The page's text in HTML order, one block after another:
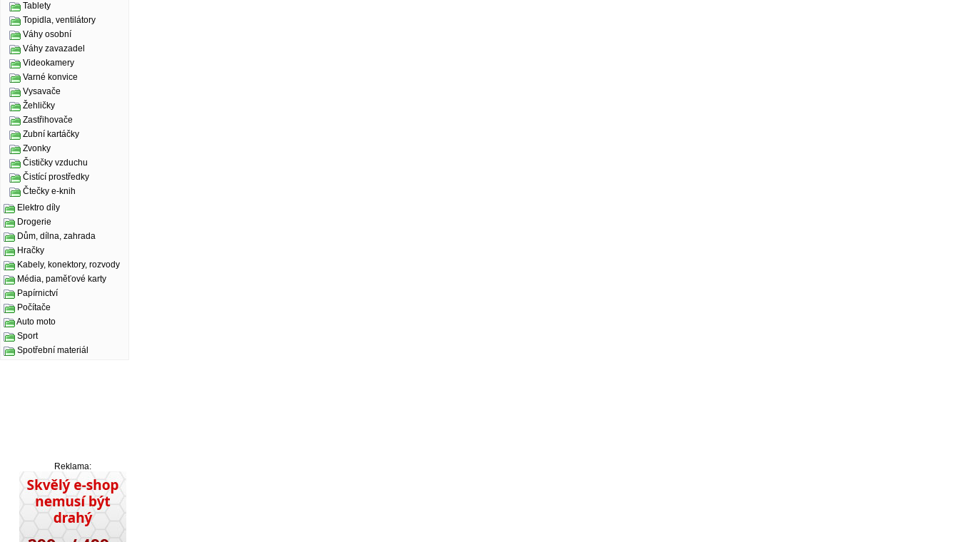
Tablety
Topidla, ventilátory
Váhy osobní
Váhy zavazadel
Videokamery
Varné konvice
Vysavače
Žehličky
Zastřihovače
Zubní kartáčky
Zvonky
Čističky vzduchu
Čistící prostředky
Čtečky e-knih
Elektro díly
Drogerie
Dům, dílna, zahrada
Hračky
Kabely, konektory, rozvody
Média, paměťové karty
Papírnictví
Počítače
Auto moto
Sport
Spotřební materiál
Reklama: